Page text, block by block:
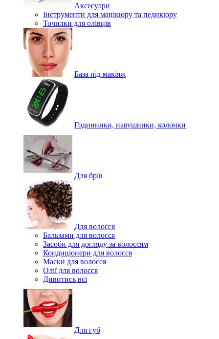
Аксесуари
Інструменти для манікюру та педикюру
Точилки для олівців
База під макіяж
Годинники, навушники, колонки
Для брів
Для волосся
Бальзами для волосся
Засоби для догляду за волоссям
Кондиціонери для волосся
Маски для волосся
Олії для волосся
Дивитись всі
Для губ